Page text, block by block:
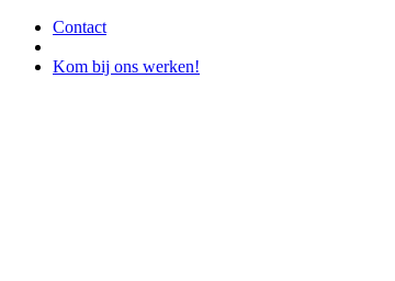
Contact
Kom bij ons werken!